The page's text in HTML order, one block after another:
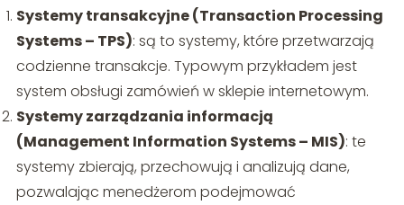
Systemy transakcyjne (Transaction Processing
Systems – TPS): są to systemy, które przetwarzają
codzienne transakcje. Typowym przykładem jest
system obsługi zamówień w sklepie internetowym.
Systemy zarządzania informacją
(Management Information Systems – MIS): te
systemy zbierają, przechowują i analizują dane,
pozwalając menedżerom podejmować